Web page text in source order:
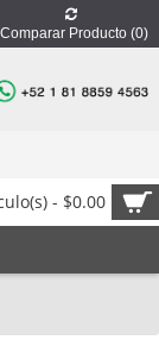
Comparar Producto (0)
- $0.00